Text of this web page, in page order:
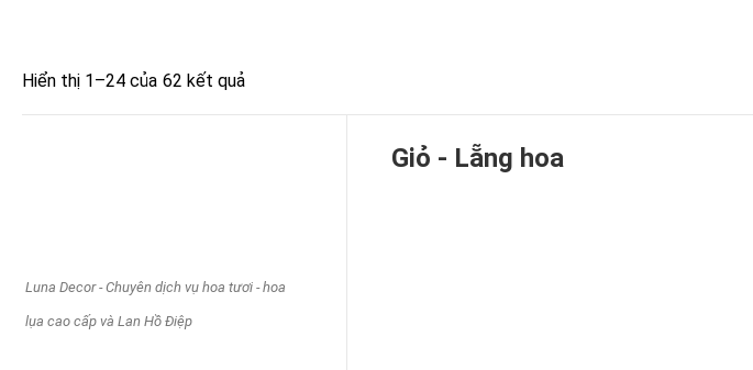
Giá
Hiển thị 1–24 của 62 kết quả
Luna Decor - Chuyên dịch vụ hoa tươi - hoa
lụa cao cấp và Lan Hồ Điệp
Giỏ - Lẵng hoa